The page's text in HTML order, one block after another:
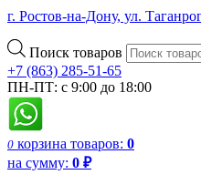
г. Ростов-на-Дону, ул.
Поиск товаров
+7 (863) 285-51-65
ПН-ПТ: с 9:00 до 18:00
0 корзина товаров: 0
на сумму: 0 ₽